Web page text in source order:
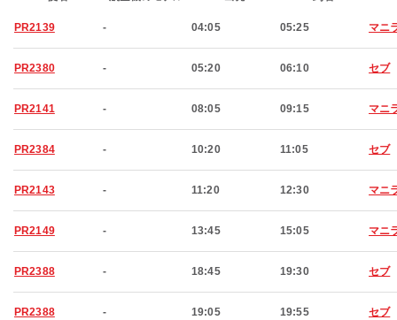
PR2139 - 04:05 05:25 マニ
PR2380 - 05:20 06:10 セブ
PR2141 - 08:05 09:15 マニ
PR2384 - 10:20 11:05 セブ
PR2143 - 11:20 12:30 マニ
PR2149 - 13:45 15:05 マニ
PR2388 - 18:45 19:30 セブ
PR2388 - 19:05 19:55 セブ